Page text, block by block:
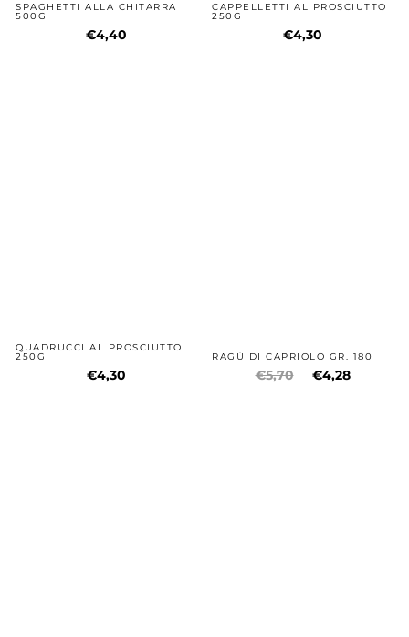
SPAGHETTI ALLA CHITARRA
500G
€4,40
CAPPELLETTI AL PROSCIUTTO
250G
€4,30
QUADRUCCI AL PROSCIUTTO
250G
€4,30
RAGÙ DI CAPRIOLO GR. 180
€5,70 €4,28